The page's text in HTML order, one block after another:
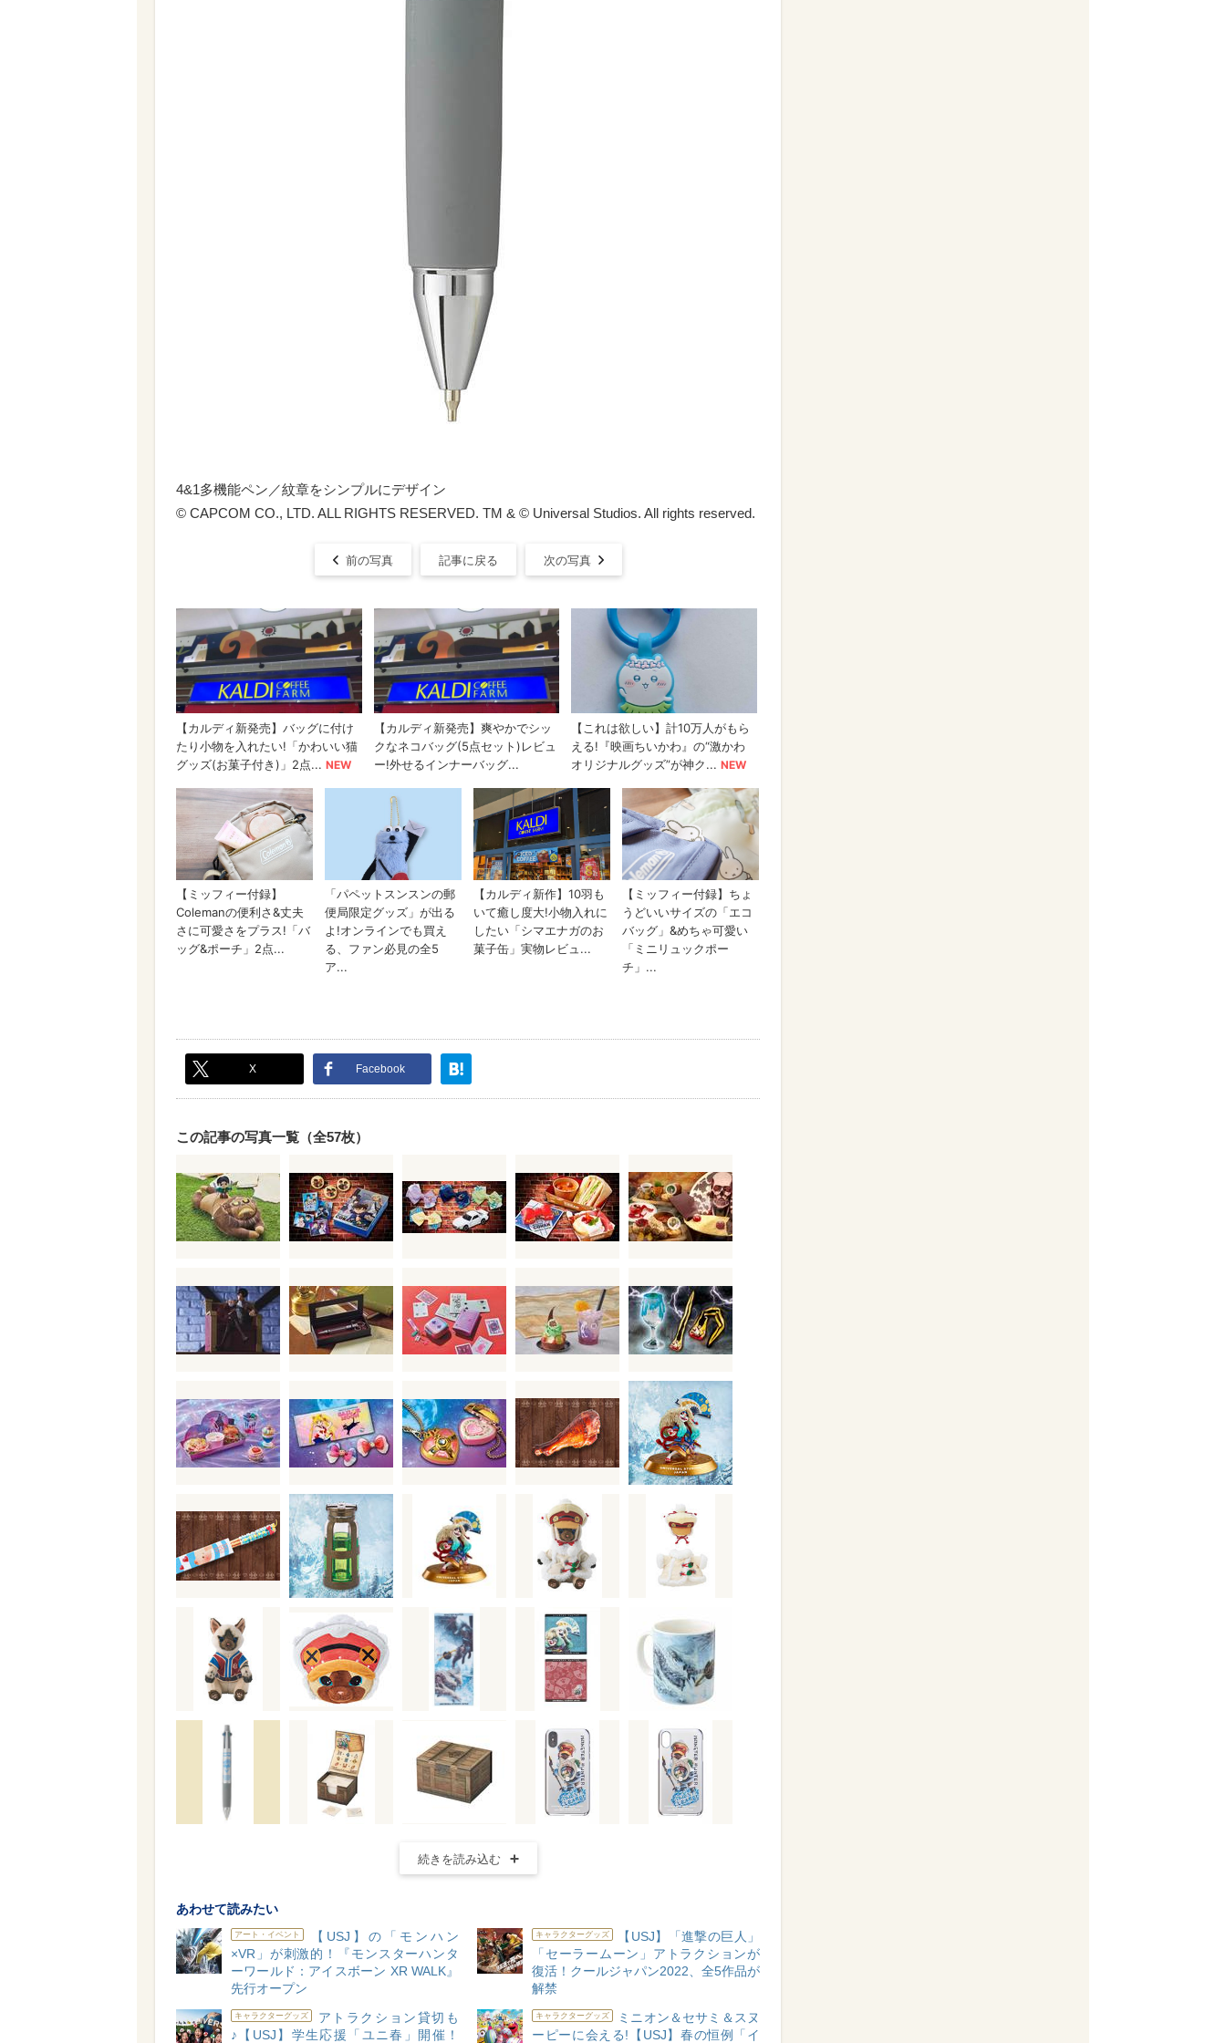
4&1多機能ペン／紋章をシンプルにデザイン
© CAPCOM CO., LTD. ALL RIGHTS RESERVED. TM & © Universal Studios. All rights reserved.
前の写真 記事に戻る 次の写真
X Facebook
この記事の写真一覧（全57枚）
続きを読み込む
あわせて読みたい
アート・イベント
【USJ】の「モンハン
×VR」が刺激的！『モンスターハンタ
ーワールド：アイスボーン XR WALK』
先行オープン
キャラクターグッズ
【USJ】「進撃の巨人」
「セーラームーン」アトラクションが
復活！クールジャパン2022、全5作品が
解禁
キャラクターグッズ
アトラクション貸切も
♪【USJ】学生応援「ユニ春」開催！
キャラクターグッズ
ミニオン＆セサミ＆スヌ
ーピーに会える!【USJ】春の恒例「イ